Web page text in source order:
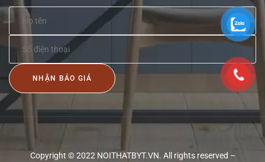
NHẬN BÁO GIÁ
Copyright © 2022 NOITHATBYT.VN. All rights reserved –